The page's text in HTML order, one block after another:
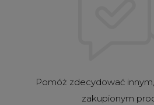
Pomóż zdecydować
zakupionym